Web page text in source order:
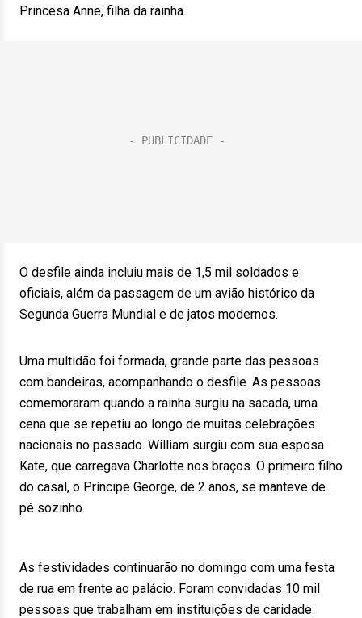
Princesa Anne, filha da rainha.
O desfile ainda incluiu mais de 1,5 mil soldados e
oficiais, além da passagem de um avião histórico da
Segunda Guerra Mundial e de jatos modernos.
Uma multidão foi formada, grande parte das pessoas
com bandeiras, acompanhando o desfile. As pessoas
comemoraram quando a rainha surgiu na sacada, uma
cena que se repetiu ao longo de muitas celebrações
nacionais no passado. William surgiu com sua esposa
Kate, que carregava Charlotte nos braços. O primeiro filho
do casal, o Príncipe George, de 2 anos, se manteve de
pé sozinho.
As festividades continuarão no domingo com uma festa
de rua em frente ao palácio. Foram convidadas 10 mil
pessoas que trabalham em instituições de caridade